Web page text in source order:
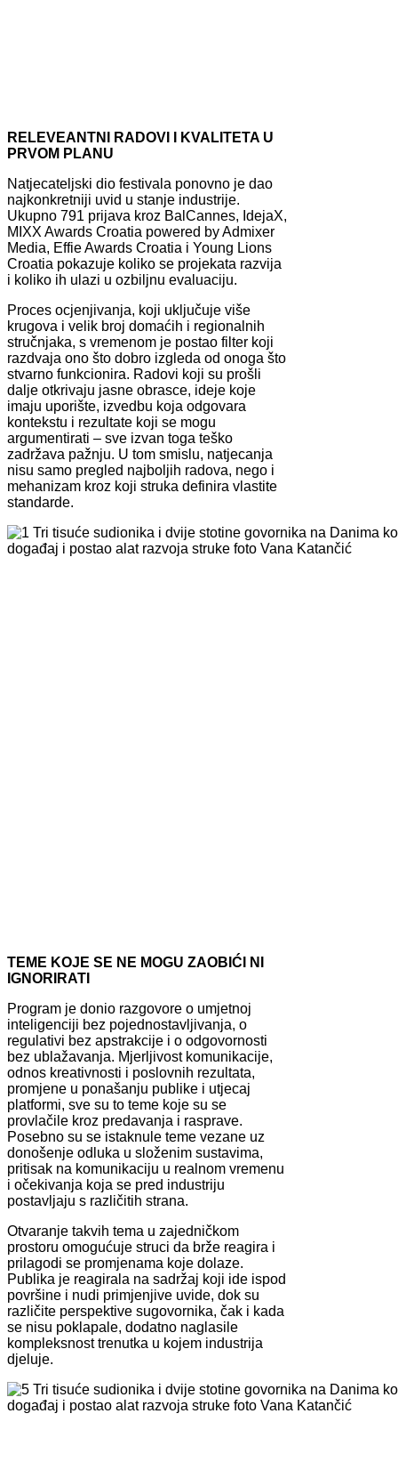
RELEVEANTNI RADOVI I KVALITETA U
PRVOM PLANU
Natjecateljski dio festivala ponovno je dao
najkonkretniji uvid u stanje industrije.
Ukupno 791 prijava kroz BalCannes, IdejaX,
MIXX Awards Croatia powered by Admixer
Media, Effie Awards Croatia i Young Lions
Croatia pokazuje koliko se projekata razvija
i koliko ih ulazi u ozbiljnu evaluaciju.
Proces ocjenjivanja, koji uključuje više
krugova i velik broj domaćih i regionalnih
stručnjaka, s vremenom je postao filter koji
razdvaja ono što dobro izgleda od onoga što
stvarno funkcionira. Radovi koji su prošli
dalje otkrivaju jasne obrasce, ideje koje
imaju uporište, izvedbu koja odgovara
kontekstu i rezultate koji se mogu
argumentirati – sve izvan toga teško
zadržava pažnju. U tom smislu, natjecanja
nisu samo pregled najboljih radova, nego i
mehanizam kroz koji struka definira vlastite
standarde.
TEME KOJE SE NE MOGU ZAOBIĆI NI
IGNORIRATI
Program je donio razgovore o umjetnoj
inteligenciji bez pojednostavljivanja, o
regulativi bez apstrakcije i o odgovornosti
bez ublažavanja. Mjerljivost komunikacije,
odnos kreativnosti i poslovnih rezultata,
promjene u ponašanju publike i utjecaj
platformi, sve su to teme koje su se
provlačile kroz predavanja i rasprave.
Posebno su se istaknule teme vezane uz
donošenje odluka u složenim sustavima,
pritisak na komunikaciju u realnom vremenu
i očekivanja koja se pred industriju
postavljaju s različitih strana.
Otvaranje takvih tema u zajedničkom
prostoru omogućuje struci da brže reagira i
prilagodi se promjenama koje dolaze.
Publika je reagirala na sadržaj koji ide ispod
površine i nudi primjenjive uvide, dok su
različite perspektive sugovornika, čak i kada
se nisu poklapale, dodatno naglasile
kompleksnost trenutka u kojem industrija
djeluje.